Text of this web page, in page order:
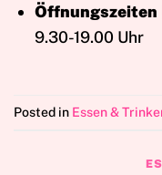
Öffnungszeiten
9.30-19.00 Uhr
Posted in Essen &